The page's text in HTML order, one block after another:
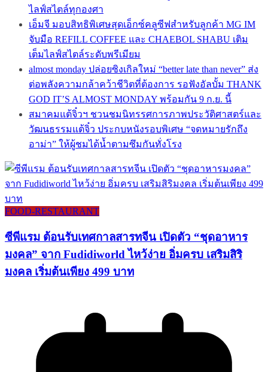
ไลฟ์สไตล์ทุกองศา
เอ็มจี มอบสิทธิพิเศษสุดเอ็กซ์คลูซีฟสำหรับลูกค้า MG IM
จับมือ REFILL COFFEE และ CHAEBOL SHABU เติม
เต็มไลฟ์สไตล์ระดับพรีเมียม
almost monday ปล่อยซิงเกิลใหม่ “better late than never” ส่ง
ต่อพลังความกล้าคว้าชีวิตที่ต้องการ รอฟังอัลบั้ม THANK
GOD IT’S ALMOST MONDAY พร้อมกัน 9 ก.ย. นี้
สมาคมแต้จิ๋วฯ ชวนชมนิทรรศการภาพประวัติศาสตร์และ
วัฒนธรรมแต้จิ๋ว ประกบหนังรอบพิเศษ “จดหมายรักถึง
อาม่า” ให้ผู้ชมได้น้ำตามซึมกันทั่งโรง
FOOD-RESTAURANT
ซีพีแรม ต้อนรับเทศกาลสารทจีน เปิดตัว “ชุดอาหาร
มงคล” จาก Fudidiworld ไหว้ง่าย อิ่มครบ เสริมสิริ
มงคล เริ่มต้นเพียง 499 บาท